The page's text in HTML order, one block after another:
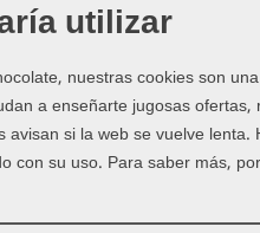
entretela?
ambas caras. Si solo
capas o aplicaciones, la
utilizar
nuestras cookies son
a enseñarte jugosas ofertas,
si la web se vuelve lenta.
con su uso. Para saber más,